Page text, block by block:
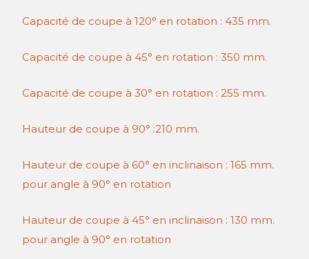
Capacité de coupe à 120° en rotation : 435 mm.
Capacité de coupe à 45° en rotation : 350 mm.
Capacité de coupe à 30° en rotation : 255 mm.
Hauteur de coupe à 90° :210 mm.
Hauteur de coupe à 60° en inclinaison : 165 mm.
pour angle à 90° en rotation
Hauteur de coupe à 45° en inclinaison : 130 mm.
pour angle à 90° en rotation